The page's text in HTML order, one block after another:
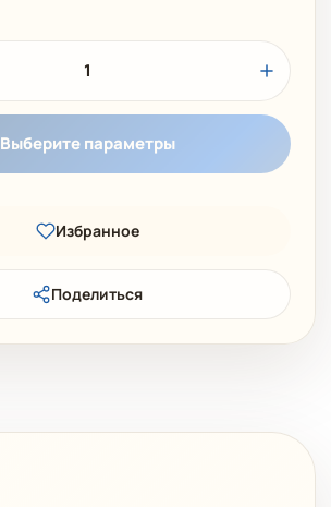
1
Выберите параметры
Избранное
Поделиться